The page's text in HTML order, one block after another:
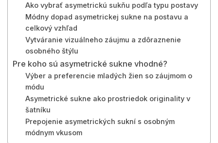
Ako vybrať asymetrickú sukňu podľa typu postavy
Módny dopad asymetrickej sukne na postavu a
celkový vzhľad
Vytváranie vizuálneho záujmu a zdôraznenie
osobného štýlu
Pre koho sú asymetrické sukne vhodné?
Výber a preferencie mladých žien so záujmom o
módu
Asymetrické sukne ako prostriedok originality v
šatníku
Prepojenie asymetrických sukní s osobným
módnym vkusom